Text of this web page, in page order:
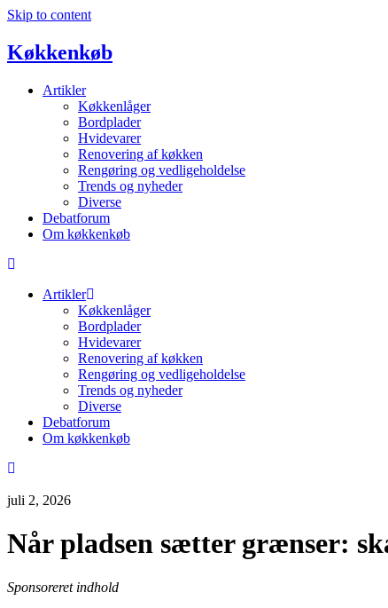
Skip to content
Køkkenkøb
Artikler
Køkkenlåger
Bordplader
Hvidevarer
Renovering af køkken
Rengøring og vedligeholdelse
Trends og nyheder
Diverse
Debatforum
Om køkkenkøb
Artikler
Køkkenlåger
Bordplader
Hvidevarer
Renovering af køkken
Rengøring og vedligeholdelse
Trends og nyheder
Diverse
Debatforum
Om køkkenkøb
juli 2, 2026
Når pladsen sætter grænser:
Sponsoreret indhold